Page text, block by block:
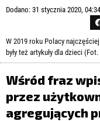
zaloguj się
LIFESTYLE
OPINIE I
Dodano: 31 stycznia 2020, 04:34
W 2019 roku Polacy
były też artykuły dla dzieci
Wśród fraz
przez
agregujących